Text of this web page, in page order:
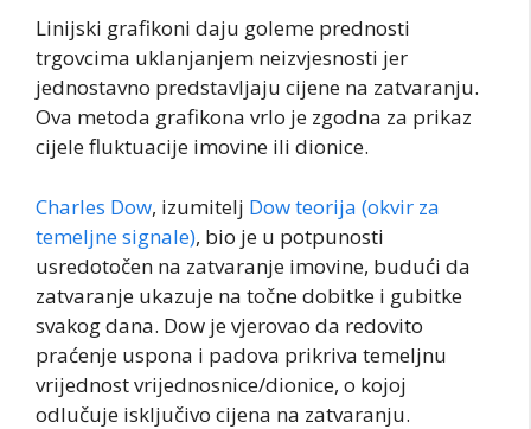
Linijski grafikoni daju goleme prednosti
trgovcima uklanjanjem neizvjesnosti jer
jednostavno predstavljaju cijene na zatvaranju.
Ova metoda grafikona vrlo je zgodna za prikaz
cijele fluktuacije imovine ili dionice.
Charles Dow, izumitelj Dow teorija (okvir za
temeljne signale), bio je u potpunosti
usredotočen na zatvaranje imovine, budući da
zatvaranje ukazuje na točne dobitke i gubitke
svakog dana. Dow je vjerovao da redovito
praćenje uspona i padova prikriva temeljnu
vrijednost vrijednosnice/dionice, o kojoj
odlučuje isključivo cijena na zatvaranju.